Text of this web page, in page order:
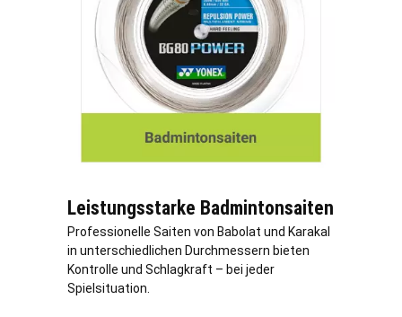
Leistungsstarke Badmintonsaiten
Professionelle Saiten von Babolat und Karakal
in unterschiedlichen Durchmessern bieten
Kontrolle und Schlagkraft – bei jeder
Spielsituation.